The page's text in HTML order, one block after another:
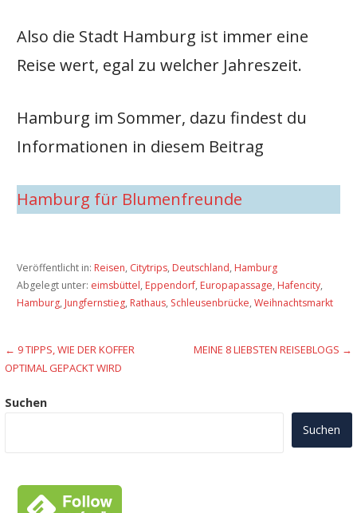
Also die Stadt Hamburg ist immer eine
Reise wert, egal zu welcher Jahreszeit.
Hamburg im Sommer, dazu findest du
Informationen in diesem Beitrag
Hamburg für Blumenfreunde
Veröffentlicht in: Reisen, Citytrips, Deutschland, Hamburg
Abgelegt unter: eimsbüttel, Eppendorf, Europapassage, Hafencity,
Hamburg, Jungfernstieg, Rathaus, Schleusenbrücke, Weihnachtsmarkt
Beitragsnavigation
← 9 TIPPS, WIE DER KOFFER
OPTIMAL GEPACKT WIRD
MEINE 8 LIEBSTEN REISEBLOGS →
Suchen
Suchen